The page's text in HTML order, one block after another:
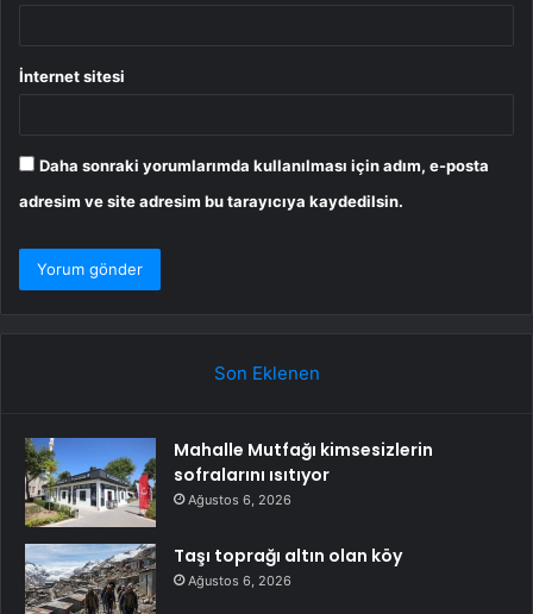
İnternet sitesi
Daha sonraki yorumlarımda kullanılması için adım, e-posta
adresim ve site adresim bu tarayıcıya kaydedilsin.
Son Eklenen
Mahalle Mutfağı kimsesizlerin
sofralarını ısıtıyor
Ağustos 6, 2026
Taşı toprağı altın olan köy
Ağustos 6, 2026